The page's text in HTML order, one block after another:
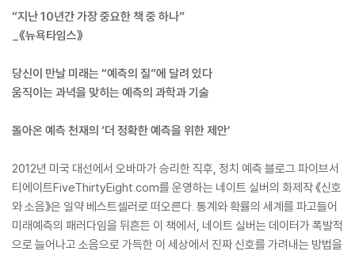
“지난 10년간 가장 중요한 책 중 하나”
_《뉴욕타임스》
당신이 만날 미래는 “예측의 질”에 달려 있다
움직이는 과녁을 맞히는 예측의 과학과 기술
돌아온 예측 천재의 ‘더 정확한 예측을 위한 제안’
2012년 미국 대선에서 오바마가 승리한 직후, 정치 예측 블로그 파이브서
티에이트FiveThirtyEight.com를 운영하는 네이트 실버의 화제작 《신호
와 소음》은 일약 베스트셀러로 떠오른다. 통계와 확률의 세계를 파고들어
미래예측의 패러다임을 뒤흔든 이 책에서, 네이트 실버는 데이터가 폭발적
으로 늘어나고 소음으로 가득한 이 세상에서 진짜 신호를 가려내는 방법을